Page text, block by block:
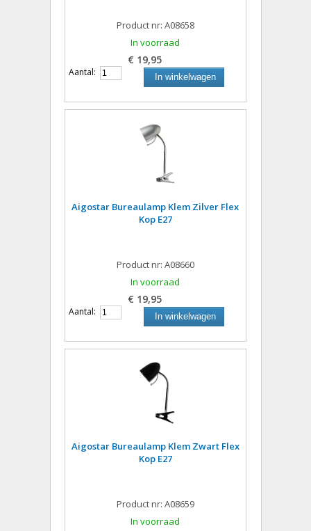
Product nr: A08658
In voorraad
€ 19,95
Aantal: In winkelwagen
Aigostar Bureaulamp Klem Zilver Flex
Kop E27
Product nr: A08660
In voorraad
€ 19,95
Aantal: In winkelwagen
Aigostar Bureaulamp Klem Zwart Flex
Kop E27
Product nr: A08659
In voorraad